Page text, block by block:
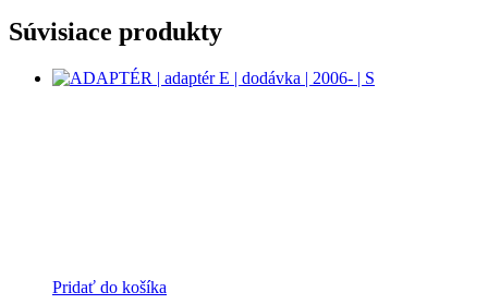
Súvisiace produkty
Pridať do košíka